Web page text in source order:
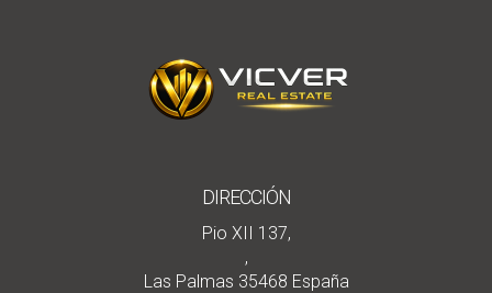
DIRECCIÓN
Pio XII 137,
,
Las Palmas 35468 España